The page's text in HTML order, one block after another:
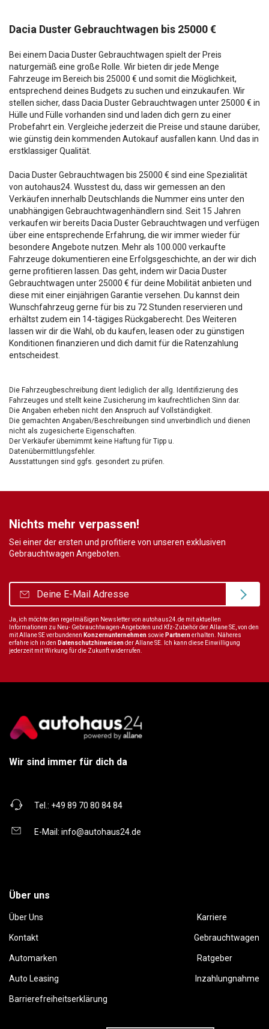
Dacia Duster Gebrauchtwagen bis 25000 €
Bei einem Dacia Duster Gebrauchtwagen spielt der Preis
naturgemäß eine große Rolle. Wir bieten dir jede Menge
Fahrzeuge im Bereich bis 25000 € und somit die Möglichkeit,
entsprechend deines Budgets zu suchen und einzukaufen. Wir
stellen sicher, dass Dacia Duster Gebrauchtwagen unter 25000 € in
Hülle und Fülle vorhanden sind und laden dich gern zu einer
Probefahrt ein. Vergleiche jederzeit die Preise und staune darüber,
wie günstig dein kommenden Autokauf ausfallen kann. Und das in
erstklassiger Qualität.
Dacia Duster Gebrauchtwagen bis 25000 € sind eine Spezialität
von autohaus24. Wusstest du, dass wir gemessen an den
Verkäufen innerhalb Deutschlands die Nummer eins unter den
unabhängigen Gebrauchtwagenhändlern sind. Seit 15 Jahren
verkaufen wir bereits Dacia Duster Gebrauchtwagen und verfügen
über eine entsprechende Erfahrung, die wir immer wieder für
besondere Angebote nutzen. Mehr als 100.000 verkaufte
Fahrzeuge dokumentieren eine Erfolgsgeschichte, an der wir dich
gerne profitieren lassen. Das geht, indem wir Dacia Duster
Gebrauchtwagen unter 25000 € für deine Mobilität anbieten und
diese mit einer einjährigen Garantie versehen. Du kannst dein
Wunschfahrzeug gerne für bis zu 72 Stunden reservieren und
erhältst zudem ein 14-tägiges Rückgaberecht. Des Weiteren
lassen wir dir die Wahl, ob du kaufen, leasen oder zu günstigen
Konditionen finanzieren und dich damit für die Ratenzahlung
entscheidest.
Die Fahrzeugbeschreibung dient lediglich der allg. Identifizierung des
Fahrzeuges und stellt keine Zusicherung im kaufrechtlichen Sinn dar.
Die Angaben erheben nicht den Anspruch auf Vollständigkeit.
Die gemachten Angaben/Beschreibungen sind unverbindlich und dienen
nicht als zugesicherte Eigenschaften.
Der Verkäufer übernimmt keine Haftung für Tipp u.
Datenübermittlungsfehler.
Ausstattungen sind ggfs. gesondert zu prüfen.
Nichts mehr verpassen!
Sei einer der ersten und profitiere von unseren exklusiven
Gebrauchtwagen Angeboten.
Ja, ich möchte den regelmäßigen Newsletter von autohaus24.de mit aktuellen
Informationen zu Neu- Gebrauchtwagen-Angeboten und Kfz-Zubehör der Allane SE, von den
mit Allane SE verbundenen Konzernunternehmen sowie Partnernerhalten. Näheres
erfahre ich in den Datenschutzhinweisender Allane SE. Ich kann diese Einwilligung
jederzeit mit Wirkung für die Zukunft widerrufen.
Wir sind immer für dich da
Tel.: +49 89 70 80 84 84
E-Mail: info@autohaus24.de
Über uns
Über Uns Karriere
Kontakt Gebrauchtwagen
Automarken Ratgeber
Auto Leasing Inzahlungnahme
Barrierefreiheitserklärung